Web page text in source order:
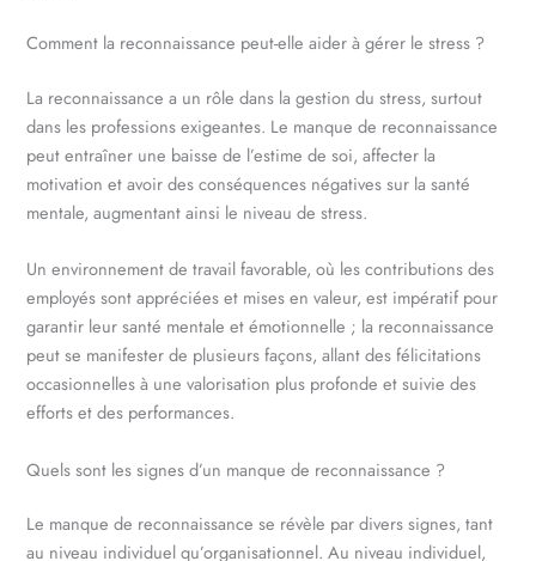
Comment la reconnaissance peut-elle aider à gérer le stress ?
La reconnaissance a un rôle dans la gestion du stress, surtout
dans les professions exigeantes. Le manque de reconnaissance
peut entraîner une baisse de l’estime de soi, affecter la
motivation et avoir des conséquences négatives sur la santé
mentale, augmentant ainsi le niveau de stress.
Un environnement de travail favorable, où les contributions des
employés sont appréciées et mises en valeur, est impératif pour
garantir leur santé mentale et émotionnelle ; la reconnaissance
peut se manifester de plusieurs façons, allant des félicitations
occasionnelles à une valorisation plus profonde et suivie des
efforts et des performances.
Quels sont les signes d’un manque de reconnaissance ?
Le manque de reconnaissance se révèle par divers signes, tant
au niveau individuel qu’organisationnel. Au niveau individuel,